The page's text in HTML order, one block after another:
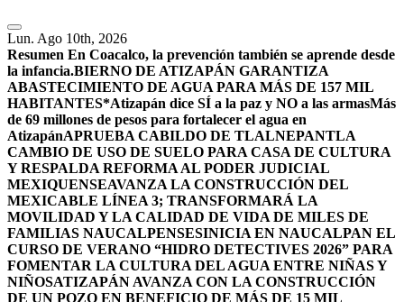
Lun. Ago 10th, 2026
Resumen En Coacalco, la prevención también se aprende desde
la infancia.BIERNO DE ATIZAPÁN GARANTIZA
ABASTECIMIENTO DE AGUA PARA MÁS DE 157 MIL
HABITANTES*Atizapán dice SÍ a la paz y NO a las armasMás
de 69 millones de pesos para fortalecer el agua en
AtizapánAPRUEBA CABILDO DE TLALNEPANTLA
CAMBIO DE USO DE SUELO PARA CASA DE CULTURA
Y RESPALDA REFORMA AL PODER JUDICIAL
MEXIQUENSEAVANZA LA CONSTRUCCIÓN DEL
MEXICABLE LÍNEA 3; TRANSFORMARÁ LA
MOVILIDAD Y LA CALIDAD DE VIDA DE MILES DE
FAMILIAS NAUCALPENSESINICIA EN NAUCALPAN EL
CURSO DE VERANO “HIDRO DETECTIVES 2026” PARA
FOMENTAR LA CULTURA DEL AGUA ENTRE NIÑAS Y
NIÑOSATIZAPÁN AVANZA CON LA CONSTRUCCIÓN
DE UN POZO EN BENEFICIO DE MÁS DE 15 MIL